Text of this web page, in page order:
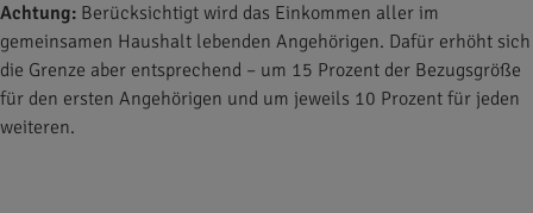
Achtung: Berücksichtigt wird das Einkommen aller im
gemeinsamen Haushalt lebenden Angehörigen. Dafür erhöht sich
die Grenze aber entsprechend – um 15 Prozent der Bezugsgröße
für den ersten Angehörigen und um jeweils 10 Prozent für jeden
weiteren.